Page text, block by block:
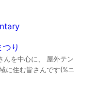
り
んを中心に、 屋外テン
に住む皆さんです(%ニ